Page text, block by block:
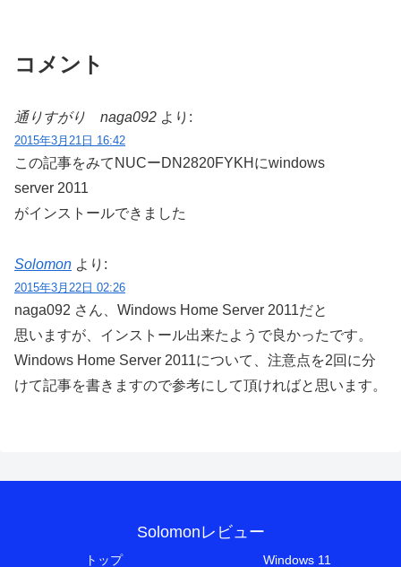
コメント
通りすがり naga092 より:
2015年3月21日 16:42
この記事をみてNUCーDN2820FYKHにwindows
server 2011
がインストールできました
Solomon より:
2015年3月22日 02:26
naga092 さん、Windows Home Server 2011だと
思いますが、インストール出来たようで良かったです。
Windows Home Server 2011について、注意点を2回に分
けて記事を書きますので参考にして頂ければと思います。
Solomonレビュー
トップ Windows 11